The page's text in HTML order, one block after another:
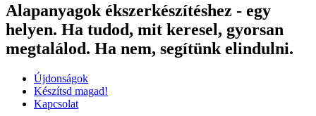
Alapanyagok ékszerkészítéshez - egy
helyen. Ha tudod, mit keresel, gyorsan
megtalálod. Ha nem, segítünk elindulni.
Újdonságok
Készítsd magad!
Kapcsolat